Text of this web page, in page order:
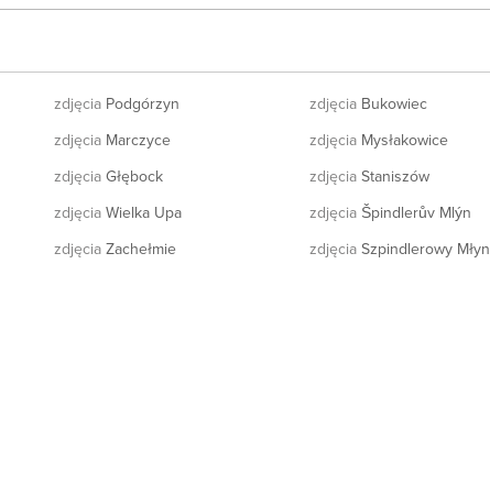
zdjęciaPodgórzyn
zdjęciaMarczyce
zdjęciaGłębock
zdjęciaWielka Upa
zdjęciaZachełmie
zdjęciaBukowiec
zdjęciaMysłakowice
zdjęciaStaniszów
zdjęciaŠpindlerův Mlýn
zdjęciaSzpindlerowy Młyn